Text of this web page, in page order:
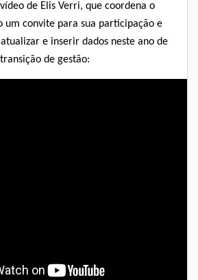
de Elis Verri, que coordena o
um convite para sua participação e
e inserir dados neste ano de
transição de gestão: